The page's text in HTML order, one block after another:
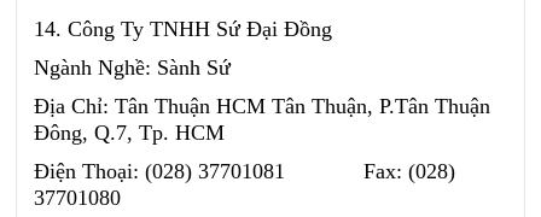
14. Công Ty TNHH Sứ Đại Đồng
Ngành Nghề: Sành Sứ
Địa Chỉ: Tân Thuận HCM Tân Thuận, P.Tân Thuận
Đông, Q.7, Tp. HCM
Điện Thoại: (028) 37701081 Fax: (028)
37701080